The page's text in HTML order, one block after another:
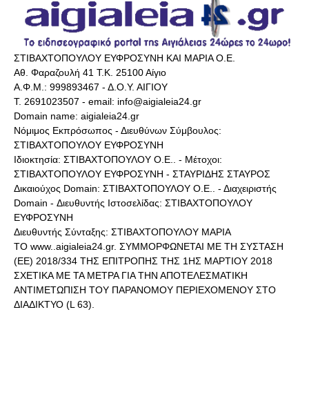
ΣΤΙΒΑΧΤΟΠΟΥΛΟΥ ΕΥΦΡΟΣΥΝΗ ΚΑΙ ΜΑΡΙΑ Ο.Ε.
Αθ. Φαραζουλή 41 Τ.Κ. 25100 Αίγιο
Α.Φ.Μ.: 999893467 - Δ.Ο.Υ. ΑΙΓΙΟΥ
Τ. 2691023507 - email: info@aigialeia24.gr
Domain name: aigialeia24.gr
Νόμιμος Εκπρόσωπος - Διευθύνων Σύμβουλος:
ΣΤΙΒΑΧΤΟΠΟΥΛΟΥ ΕΥΦΡΟΣΥΝΗ
Ιδιοκτησία: ΣΤΙΒΑΧΤΟΠΟΥΛΟΥ Ο.Ε.. - Μέτοχοι:
ΣΤΙΒΑΧΤΟΠΟΥΛΟΥ ΕΥΦΡΟΣΥΝΗ - ΣΤΑΥΡΙΔΗΣ ΣΤΑΥΡΟΣ
Δικαιούχος Domain: ΣΤΙΒΑΧΤΟΠΟΥΛΟΥ Ο.Ε.. - Διαχειριστής
Domain - Διευθυντής Ιστοσελίδας: ΣΤΙΒΑΧΤΟΠΟΥΛΟΥ
ΕΥΦΡΟΣΥΝΗ
Διευθυντής Σύνταξης: ΣΤΙΒΑΧΤΟΠΟΥΛΟΥ ΜΑΡΙΑ
ΤΟ www..aigialeia24.gr. ΣΥΜΜΟΡΦΩΝΕΤΑΙ ΜΕ ΤΗ ΣΥΣΤΑΣΗ
(ΕΕ) 2018/334 ΤΗΣ ΕΠΙΤΡΟΠΗΣ ΤΗΣ 1ΗΣ ΜΑΡΤΙΟΥ 2018
ΣΧΕΤΙΚΑ ΜΕ ΤΑ ΜΕΤΡΑ ΓΙΑ ΤΗΝ ΑΠΟΤΕΛΕΣΜΑΤΙΚΗ
ΑΝΤΙΜΕΤΩΠΙΣΗ ΤΟΥ ΠΑΡΑΝΟΜΟΥ ΠΕΡΙΕΧΟΜΕΝΟΥ ΣΤΟ
ΔΙΑΔΙΚΤΥΟ (L 63).